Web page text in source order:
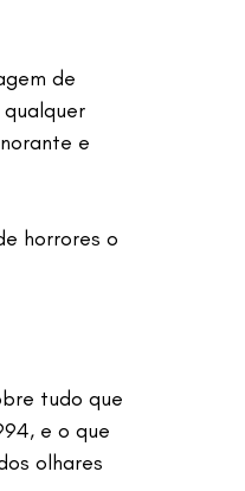
de
e
horrores o
tudo que
e o que
olhares